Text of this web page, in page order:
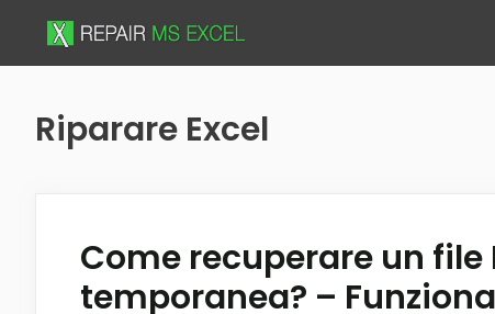
Riparare Excel
Come recuperare un
temporanea? –